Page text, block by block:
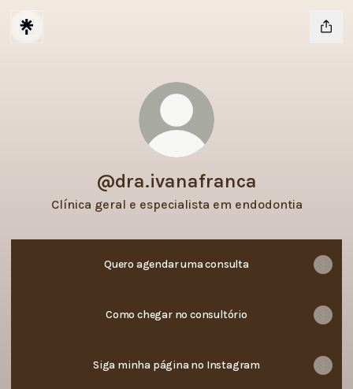
@dra.ivanafranca
Clínica geral e especialista em endodontia
Quero agendar uma consulta
Como chegar no consultório
Siga minha página no Instagram